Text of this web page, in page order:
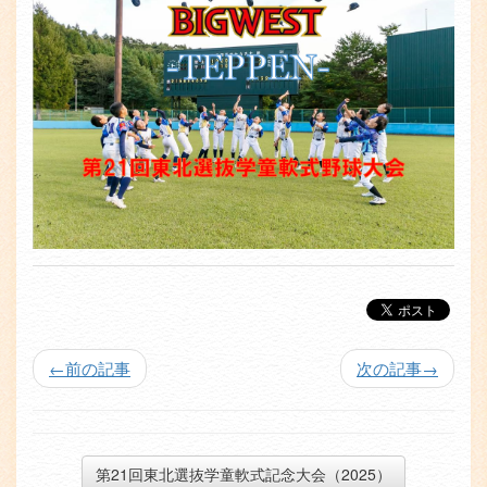
←前の記事 次の記事→
第21回東北選抜学童軟式記念大会（2025）